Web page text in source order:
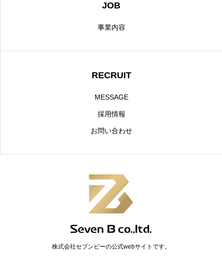
JOB
事業内容
RECRUIT
MESSAGE
採用情報
お問い合わせ
株式会社セブンビーの公式webサイトです。